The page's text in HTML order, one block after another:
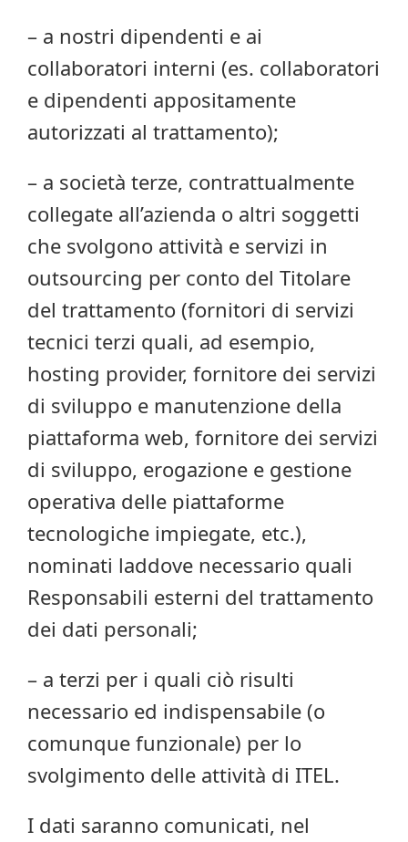
– a nostri dipendenti e ai
collaboratori interni (es. collaboratori
e dipendenti appositamente
autorizzati al trattamento);
– a società terze, contrattualmente
collegate all’azienda o altri soggetti
che svolgono attività e servizi in
outsourcing per conto del Titolare
del trattamento (fornitori di servizi
tecnici terzi quali, ad esempio,
hosting provider, fornitore dei servizi
di sviluppo e manutenzione della
piattaforma web, fornitore dei servizi
di sviluppo, erogazione e gestione
operativa delle piattaforme
tecnologiche impiegate, etc.),
nominati laddove necessario quali
Responsabili esterni del trattamento
dei dati personali;
– a terzi per i quali ciò risulti
necessario ed indispensabile (o
comunque funzionale) per lo
svolgimento delle attività di ITEL.
I dati saranno comunicati, nel